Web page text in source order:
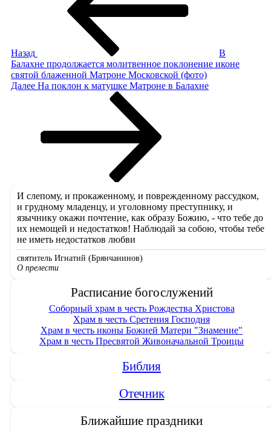
Назад
В
Балахне продолжается молитвенное поклонение иконе
святой блаженной Матроне Московской (фото)
Следующая
Далее На поклон к матушке Матроне в Балахне
И слепому, и прокаженному, и поврежденному рассудком,
и грудному младенцу, и уголовному преступнику, и
язычнику окажи почтение, как образу Божию, - что тебе до
их немощей и недостатков! Наблюдай за собою, чтобы тебе
не иметь недостатков любви
святитель Игнатий (Брянчанинов)
О прелести
Расписание богослужений
Соборный храм в честь Рождества Христова
Храм в честь Сретения Господня
Храм в честь иконы Божией Матери "Знамение"
Храм в честь Пресвятой Живоначальной Троицы
Библия
Отечник
Ближайшие праздники